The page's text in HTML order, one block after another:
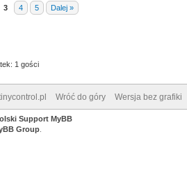
3 4 5 Dalej »
1 gości
Wróć do góry Wersja bez grafiki
Support MyBB
Group